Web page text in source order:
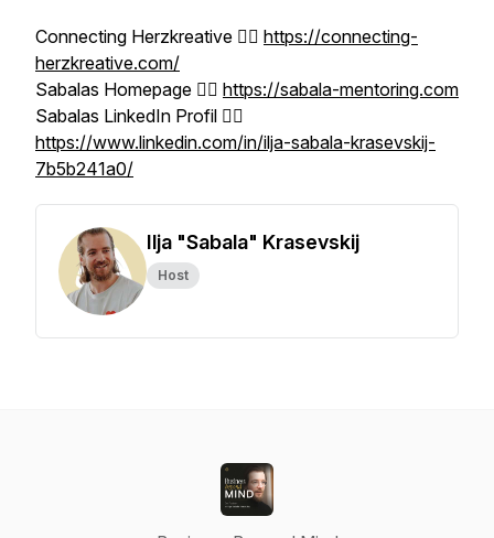
Connecting Herzkreative 👉🏼 https://connecting-
herzkreative.com/
Sabalas Homepage 👉🏼 https://sabala-mentoring.com
Sabalas LinkedIn Profil 👉🏼
https://www.linkedin.com/in/ilja-sabala-krasevskij-
7b5b241a0/
Ilja "Sabala" Krasevskij
Host